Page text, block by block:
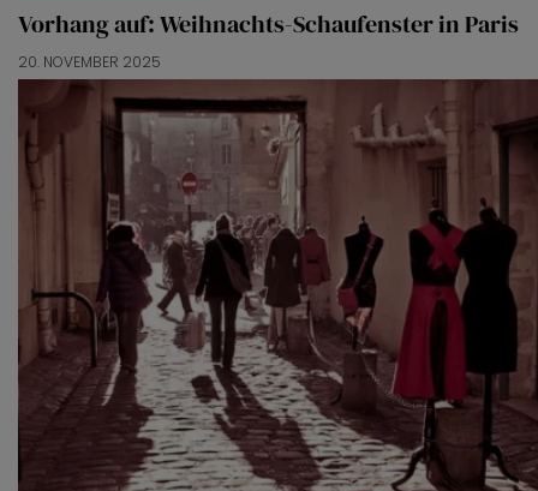
gebruikerservaring te bieden. Ook plaatsen wij cookies
van derde partijen om gepersonaliseerde advertenties te
tonen en/of de inhoud van de advertenties op je
voorkeuren af te stemmen. Je kunt je voorkeuren
beheren via ‘Zelf instellen’. Klik je op ‘Accepteren en
doorgaan’ dan ga je akkoord met het gebruik van alle
cookies zoals omschreven in onzeCookieverklaring
Vorhang auf: Weihnachts-Schaufenster in Paris
20. NOVEMBER 2025